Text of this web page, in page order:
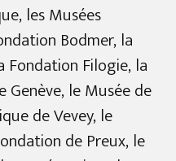
les Musées
Bodmer, la
Fondation Filogie, la
Genève, le Musée de
de Vevey, le
de Preux, le